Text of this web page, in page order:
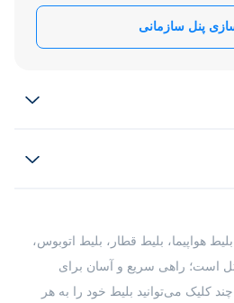
پنل سازمانی
فرصت‌های شغلی
هواپیما، بلیط قطار، بلیط اتوبوس،
است؛ راهی سریع و آسان برای
چند کلیک می‌توانید بلیط خود را به هر